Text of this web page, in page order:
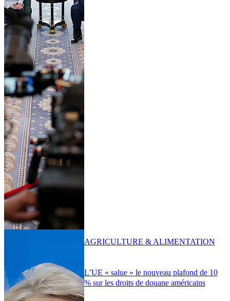
L’UE « salue » le nouveau plafond de 10
% sur les droits de douane américains
AGRICULTURE & ALIMENTATION